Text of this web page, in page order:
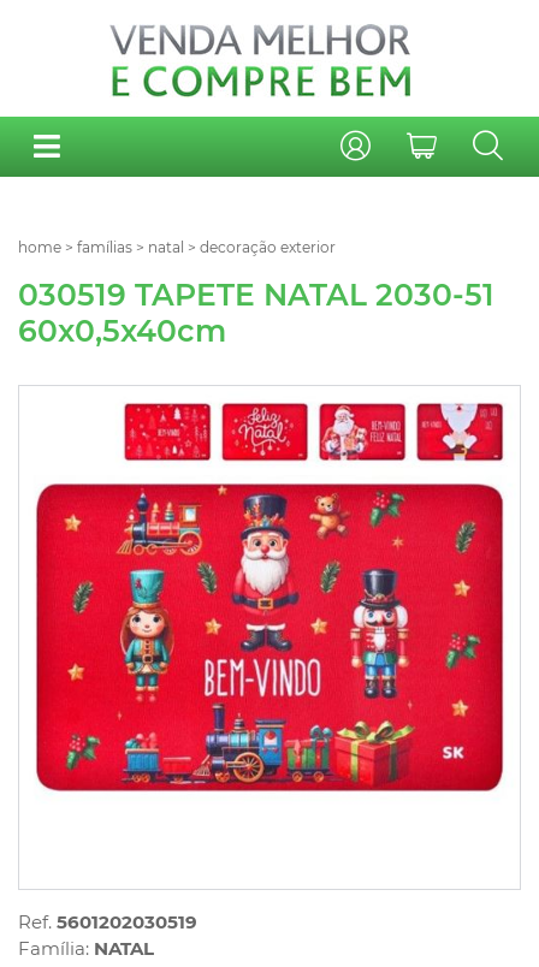
home > famílias > natal > decoração exterior
030519 TAPETE NATAL 2030-51
60x0,5x40cm
Ref. 5601202030519
Família: NATAL